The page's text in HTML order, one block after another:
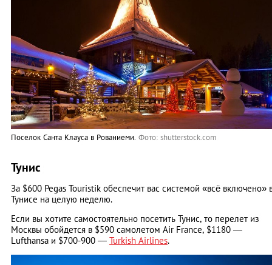
Поселок Санта Клауса в Рованиеми. Фото: shutterstock.com
Тунис
За $600 Pegas Touristik обеспечит вас системой «всё включено»
Тунисе на целую неделю.
Если вы хотите самостоятельно посетить Тунис, то перелет из
Москвы обойдется в $590 самолетом Air France, $1180 —
Lufthansa и $700-900 — Turkish Airlines.